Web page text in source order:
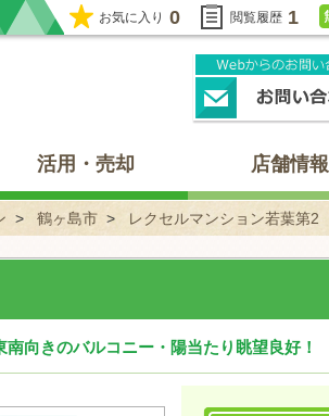
お気に入り 0 閲覧履歴 1
活用・売却 店舗情報
鶴ヶ島市 レクセルマンション若葉第2
向きのバルコニー・陽当たり眺望良好！